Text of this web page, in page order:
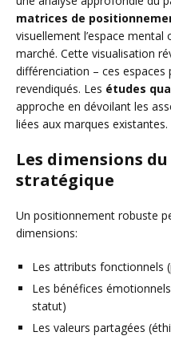
matrices de
visuellement l’espace
marché. Cette visualisation
différenciation – ces espaces
revendiqués. Les études
approche en dévoilant les
liées aux marques existantes.
Les dimensions
stratégique
Un positionnement robuste
dimensions:
Les attributs fonctionnels
Les bénéfices
statut)
Les valeurs partagées